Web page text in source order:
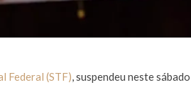
Federal (STF), suspendeu neste